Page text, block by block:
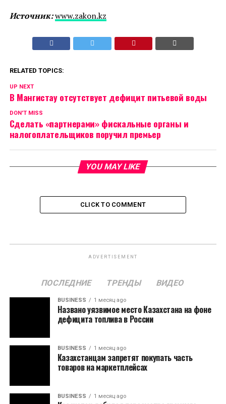
Источник:www.zakon.kz
RELATED TOPICS:
UP NEXT
В Мангистау отсутствует дефицит питьевой воды
DON'T MISS
Сделать «партнерами» фискальные органы и
налогоплательщиков поручил премьер
YOU MAY LIKE
CLICK TO COMMENT
ADVERTISEMENT
ПОСЛЕДНИЕ ТРЕНДЫ ВИДЕО
BUSINESS 1 месяц ago
Названо уязвимое место Казахстана на фоне
дефицита топлива в России
BUSINESS 1 месяц ago
Казахстанцам запретят покупать часть
товаров на маркетплейсах
BUSINESS 1 месяц ago